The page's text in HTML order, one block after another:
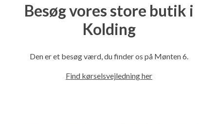
Besøg vores store butik i
Kolding
Den er et besøg værd, du finder os på Mønten 6.
Find kørselsvejledning her